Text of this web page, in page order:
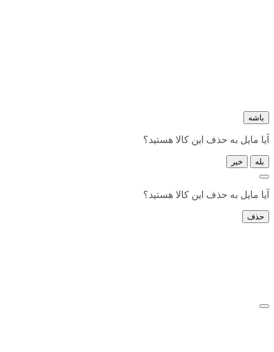
باشه
آیا مایل به حذف این کالا هستید؟
بله خیر
آیا مایل به حذف این کالا هستید؟
حذف